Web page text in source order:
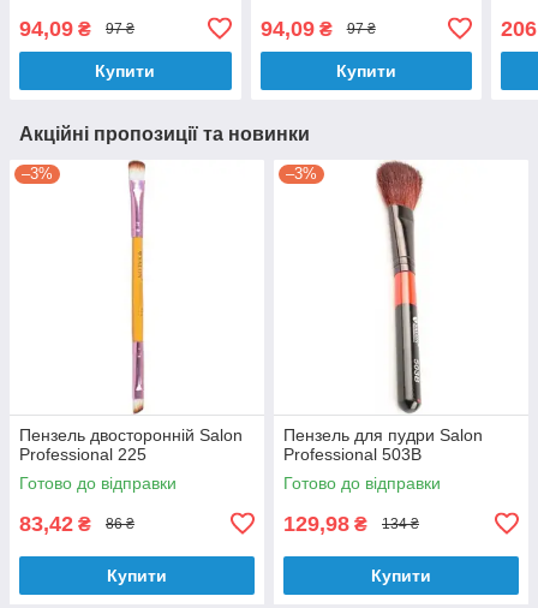
94,09 ₴ 97 ₴
Купити
94,09₴ 97 ₴
Купити
Акційні пропозиції та новинки
–3%
Пензель двосторонній Salon
Professional 225
Готово до відправки
83,42 ₴ 86 ₴
Купити
–3%
Пензель для пудри Salon
Professional 503B
Готово до відправки
129,98 ₴ 134 ₴
Купити